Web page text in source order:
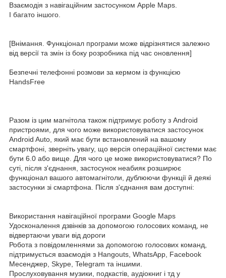
Взаємодія з навігаційним застосунком Apple Maps.
І багато іншого.
[Внімання. Функціонал програми може відрізнятися залежно
від версії та змін із боку розробника під час оновлення]
Безпечні телефонні розмови за кермом із функцією
HandsFree
Разом із цим магнітола також підтримує роботу з Android
пристроями, для чого може використовуватися застосунок
Android Auto, який має бути встановлений на вашому
смартфоні, зверніть увагу, що версія операційної системи має
бути 6.0 або вище. Для чого це може використовуватися? По
суті, після з'єднання, застосунок неабияк розширює
функціонал вашого автомагнітоли, дублюючи функції й деякі
застосунки зі смартфона. Після з'єднання вам доступні:
Використання навігаційної програми Google Maps
Удосконалення дзвінків за допомогою голосових команд, не
відвертаючи уваги від дороги
Робота з повідомленнями за допомогою голосових команд,
підтримується взаємодія з Hangouts, WhatsApp, Facebook
Месенджер, Skype, Telegram та іншими.
Прослуховування музики, подкастів, аудіокниг і тд у